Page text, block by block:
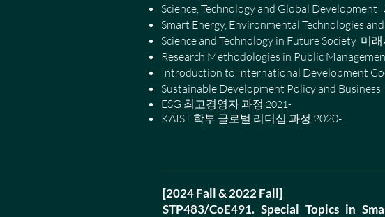
Science, Technology and Global
Smart Energy, Environmental Technologies
Science and Technology in Future Society 미
Research Methodologies in Public
Introduction to International Development
Sustainable Development Policy and Business
ESG 최고경영자 과정 2021-
KAIST 학부 글로벌 리더십 과정 2020-
[2024 Fall & 2022 Fall]
STP483/CoE491. Special Topics in